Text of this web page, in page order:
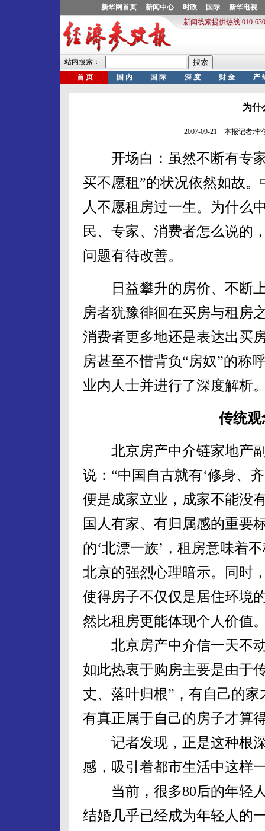
为什
2007-09-21 本报记者:李
开场白：虽然不断有专家
买不愿租”的状况依然如故
人不愿租房过一生。为什么
民、专家、消费者怎么说的
问题有待改善。
日益攀升的房价、不断上
房者犹豫徘徊在买房与租房
消费者更多地还是表达出买
房甚至不惜背负“房奴”的称
业内人士并进行了深度解析
传统
北京房产中介链家地产副
说：“中国自古就有‘修身、
便是成家立业，成家不能没
国人有家、有归属感的重要
的‘北漂一族’，租房意味着
北京的强烈心理暗示。同时
使得房子不仅仅是居住环境
然比租房更能体现个人价值
北京房产中介信一天不动
如此热衷于购房主要是由于
丈、落叶归根”，有自己的
有真正属于自己的房子才算
记者发现，正是这种根深
感，吸引着都市生活中这样
当前，很多80后的年轻人
结婚几乎已经成为年轻人的